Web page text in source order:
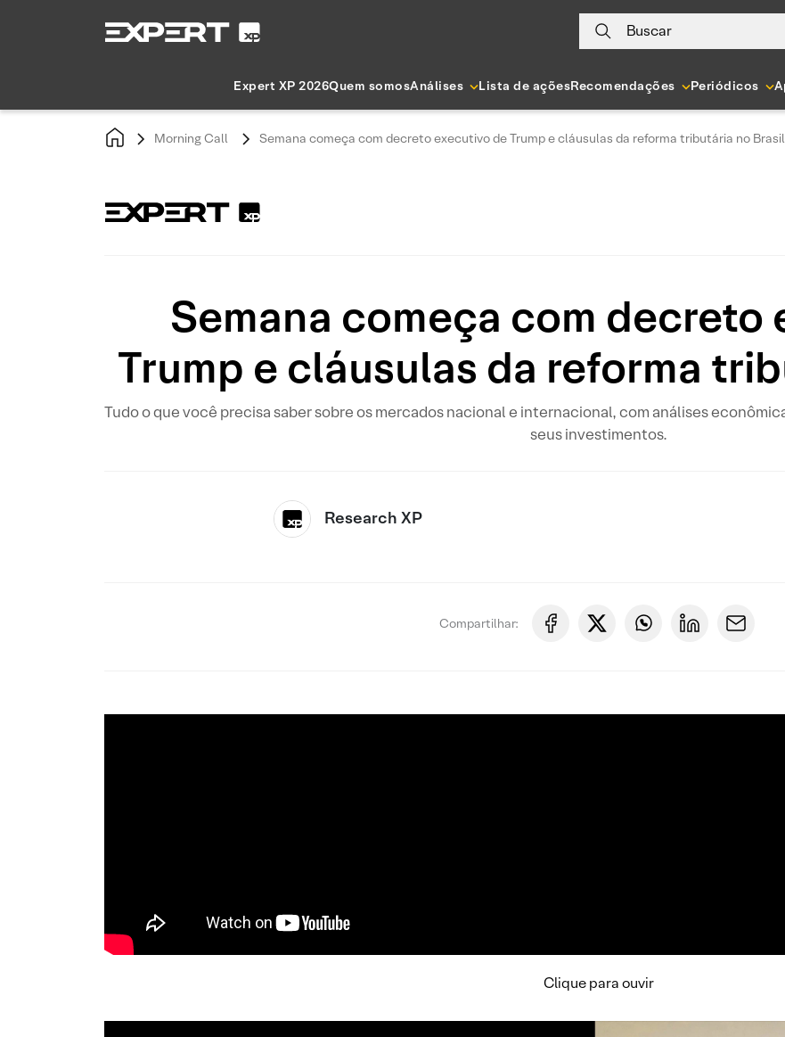
Buscar
Expert XP 2026Quem somosAnálises Lista de açõesRecomendações Periódicos
Morning Call Semana começa com decreto executivo de Trump e cláusulas da reforma tributária no Brasil
Semana começa com decreto
Trump e cláusulas da reforma
Tudo o que você precisa saber sobre os mercados nacional e internacional, com análises
seus investimentos.
Research XP
Compartilhar:
Clique para ouvir